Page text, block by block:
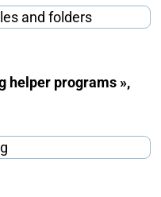
helper programs »,